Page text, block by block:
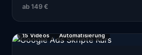
ab149 €
15 Videos Automatisierung